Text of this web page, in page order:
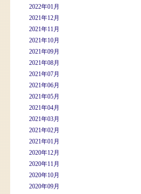
2022年01月
2021年12月
2021年11月
2021年10月
2021年09月
2021年08月
2021年07月
2021年06月
2021年05月
2021年04月
2021年03月
2021年02月
2021年01月
2020年12月
2020年11月
2020年10月
2020年09月